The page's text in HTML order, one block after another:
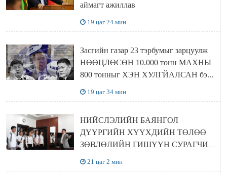
аймагт ажиллав
19 цаг 24 мин
Засгийн газар 23 тэрбумыг зарцуулж
НӨӨЦЛӨСӨН 10.000 тонн МАХНЫ
800 тонныг ХЭН ХУЛГЙАЛСАН бэ...
19 цаг 34 мин
НИЙСЛЭЛИЙН БАЯНГОЛ
ДҮҮРГИЙН ХҮҮХДИЙН ТӨЛӨӨ
ЗӨВЛӨЛИЙН ГИШҮҮН СУРАГЧИД
БОЛОВСРОЛЫН ЯАМАНД
ЗОЧИЛЛОО
21 цаг 2 мин